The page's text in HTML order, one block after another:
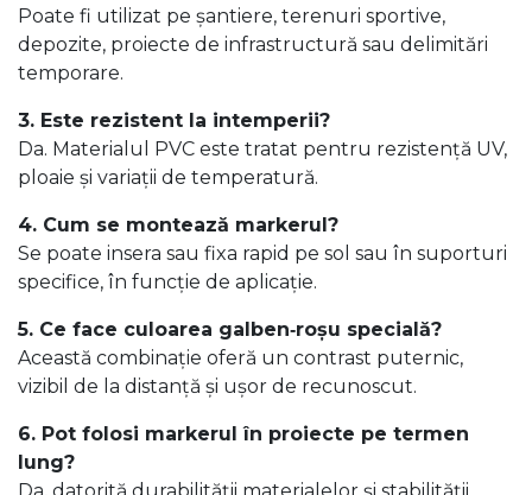
Poate fi utilizat pe șantiere, terenuri sportive,
depozite, proiecte de infrastructură sau delimitări
temporare.
3. Este rezistent la intemperii?
Da. Materialul PVC este tratat pentru rezistență UV,
ploaie și variații de temperatură.
4. Cum se montează markerul?
Se poate insera sau fixa rapid pe sol sau în suporturi
specifice, în funcție de aplicație.
5. Ce face culoarea galben‑roșu specială?
Această combinație oferă un contrast puternic,
vizibil de la distanță și ușor de recunoscut.
6. Pot folosi markerul în proiecte pe termen
lung?